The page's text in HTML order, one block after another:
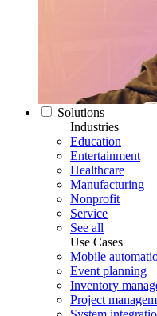
Solutions
Industries
Education
Entertainment
Healthcare
Manufacturing
Nonprofit
Service
See all
Use Cases
Mobile
Event planning
Inventory
Project